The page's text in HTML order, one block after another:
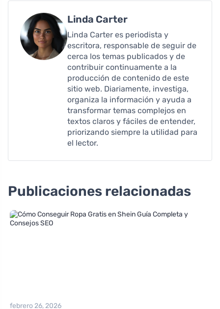
Linda Carter
Linda Carter es periodista y
escritora, responsable de seguir de
cerca los temas publicados y de
contribuir continuamente a la
producción de contenido de este
sitio web. Diariamente, investiga,
organiza la información y ayuda a
transformar temas complejos en
textos claros y fáciles de entender,
priorizando siempre la utilidad para
el lector.
Publicaciones relacionadas
febrero 26, 2026